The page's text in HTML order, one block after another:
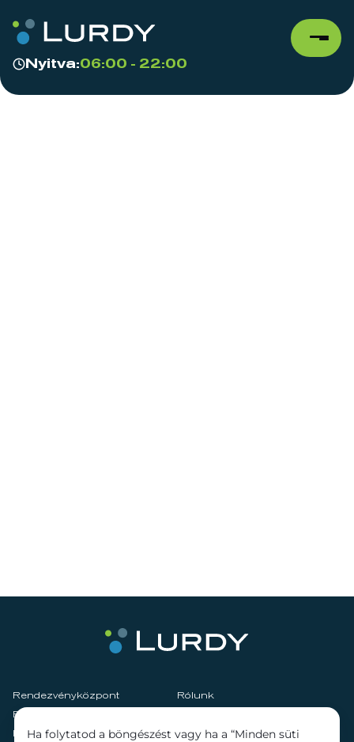
Nyitva:06:00 - 22:00
Rendezvényközpont
Rólunk
Fenntarthatóság
Hírek
Szolgáltatások
Ha folytatod a böngészést vagy ha a “Minden süti